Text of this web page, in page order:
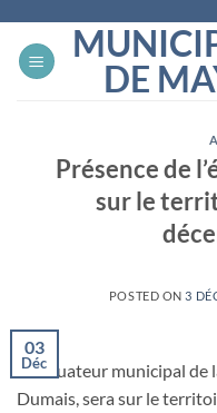
content
DE
Présence de
sur le
POSTED ON 3
03
Déc
L’évaluateur municipal
Dumais, sera sur le